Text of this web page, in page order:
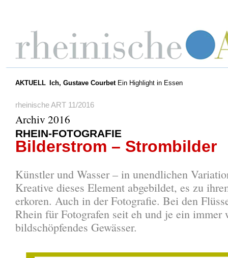
AKTUELL Ich, Gustave CourbetEin Highlight in Essen
rheinische ART 11/2016
Archiv 2016
RHEIN-FOTOGRAFIE
Bilderstrom – Strombilder
Künstler und Wasser – in unendlichen
Kreative dieses Element abgebildet, es zu
erkoren. Auch in der Fotografie. Bei den
Rhein für Fotografen seit eh und je ein immer
bildschöpfendes Gewässer.